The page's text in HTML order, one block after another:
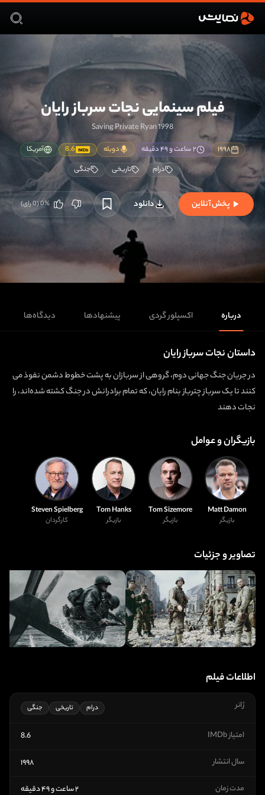
فیلم سینمایی نجات سرباز رایان
Saving Private Ryan 1998
۱۹۹۸ ۲ ساعت و ۴۹ دقیقه دوبله IMDb
8.6
آمریکا
درام
تاریخی جنگی
پخش آنلاین دانلود 0%
(
0رای)
درباره اکسپلور گردی پیشنهادها دیدگاه‌ها
داستان نجات سرباز رایان
در جریان جنگ جهانی دوم، گروهی از سربازان به پشت خطوط دشمن نفوذ می
کنند تا یک سرباز چترباز بنام رایان، که تمام برادرانش در جنگ کشته شده‌اند، را
نجات دهند
بازیگران و عوامل
Matt Damon
بازیگر
Tom Sizemore
بازیگر
Tom Hanks
بازیگر
Steven Spielberg
کارگردان
تصاویر و جزئیات
اطلاعات فیلم
ژانر درام تاریخی جنگی
امتیاز IMDb 8.6
سال انتشار ۱۹۹۸
مدت زمان ۲ ساعت و ۴۹ دقیقه